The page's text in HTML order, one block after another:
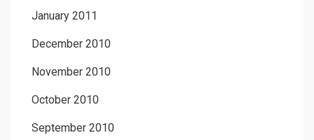
January 2011
December 2010
November 2010
October 2010
September 2010